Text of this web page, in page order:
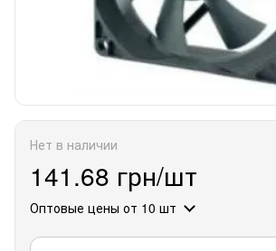
Нет в наличии
141.68 грн/шт
Оптовые цены от 10 шт